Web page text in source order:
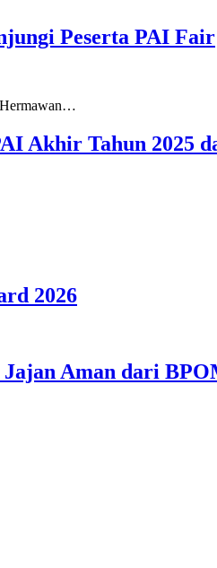
Peserta PAI Fair
Hermawan…
Akhir Tahun 2025
2026
Jajan Aman dari